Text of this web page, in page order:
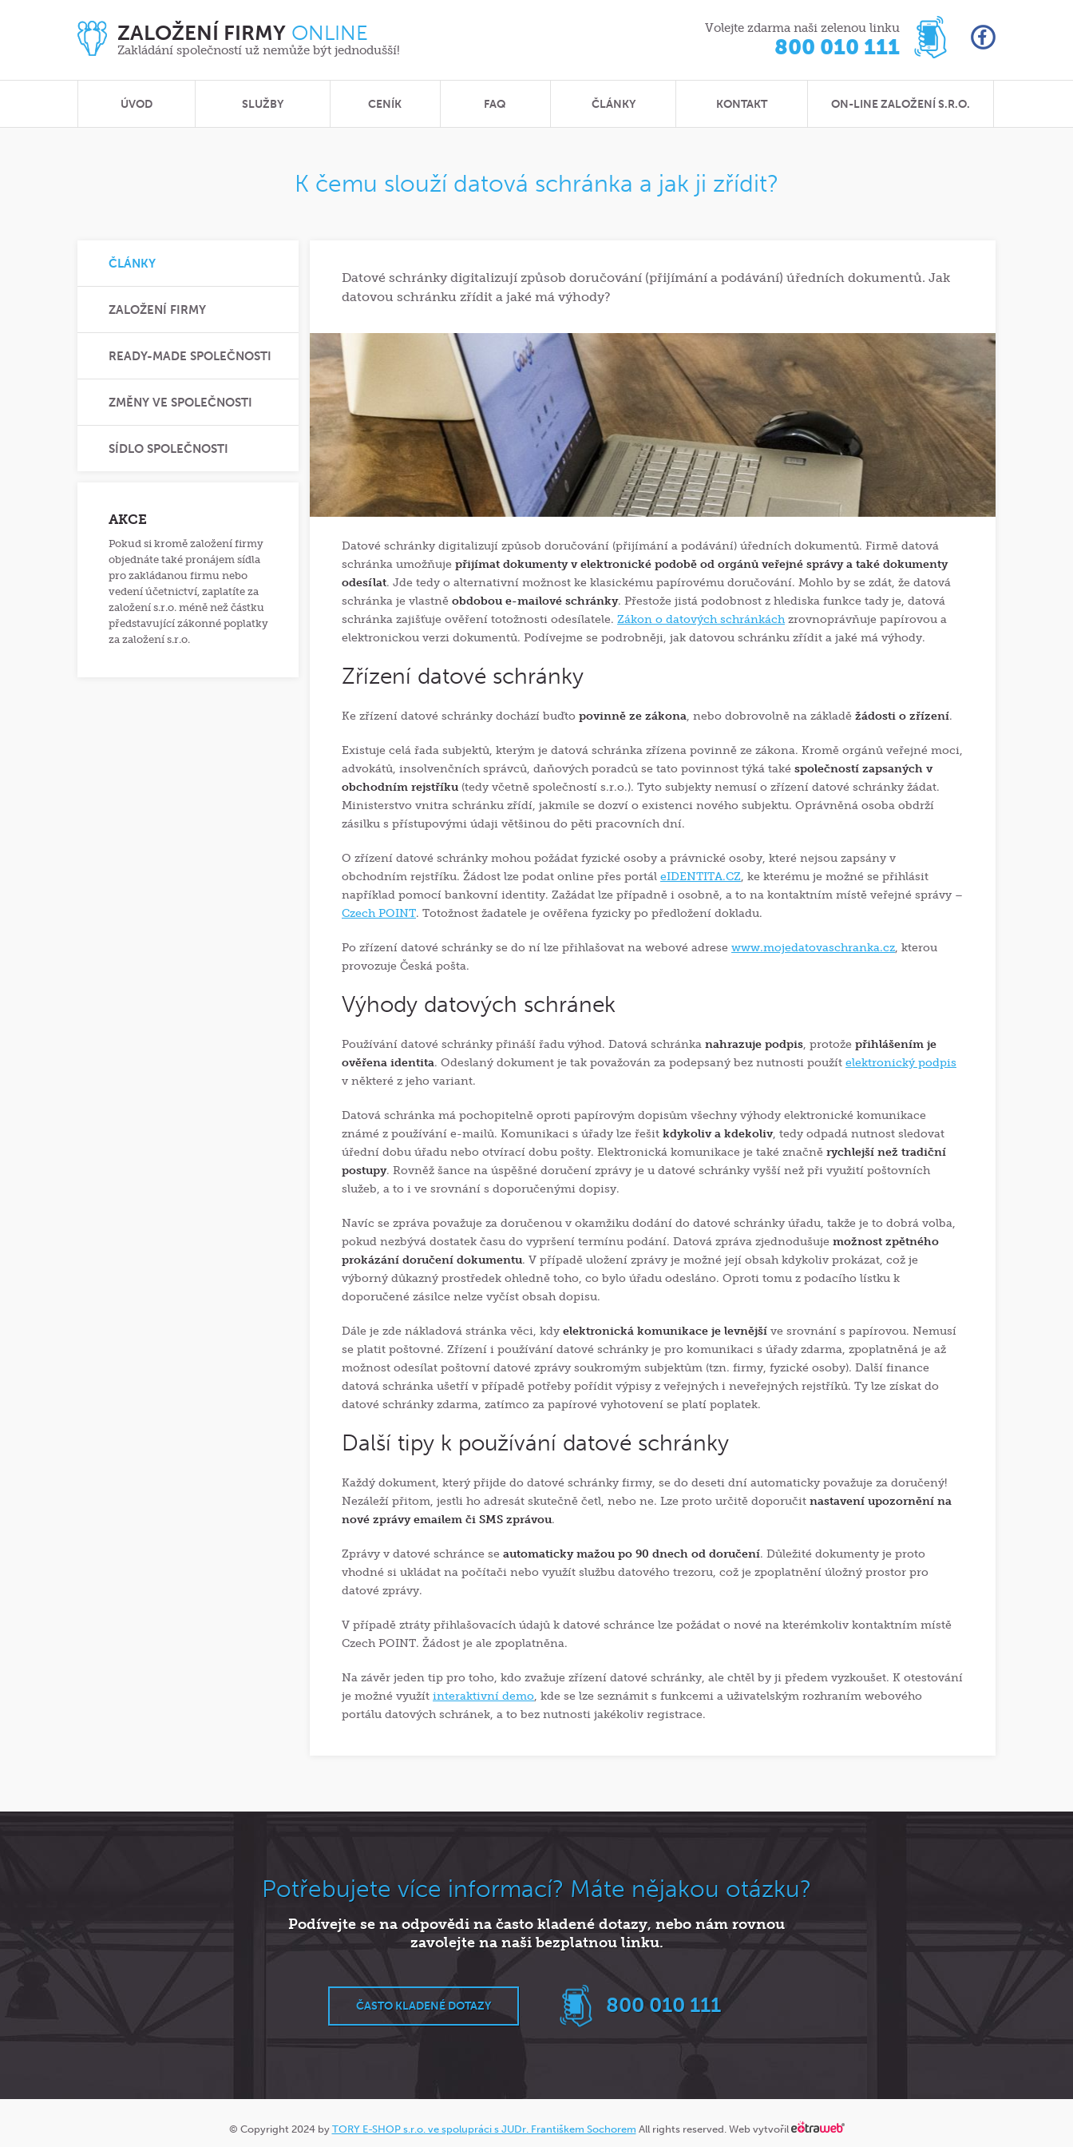
ZALOŽENÍ FIRMY ONLINE
Zakládání společností už nemůže být jednodušší!
Volejte zdarma naši zelenou linku
800 010 111
ÚVOD SLUŽBY CENÍK FAQ ČLÁNKY KONTAKT ON-LINE ZALOŽENÍ S.R.O.
K čemu slouží datová schránka a jak ji zřídit?
Datové schránky digitalizují způsob doručování (přijímání a podávání) úředních dokumentů. Jak
datovou schránku zřídit a jaké má výhody?
Datové schránky digitalizují způsob doručování (přijímání a podávání) úředních dokumentů. Firmě datová
schránka umožňuje přijímat dokumenty v elektronické podobě od orgánů veřejné správy a také dokumenty
odesílat. Jde tedy o alternativní možnost ke klasickému papírovému doručování. Mohlo by se zdát, že datová
schránka je vlastně obdobou e-mailové schránky. Přestože jistá podobnost z hlediska funkce tady je, datová
schránka zajišťuje ověření totožnosti odesílatele. Zákon o datových schránkách zrovnoprávňuje papírovou a
elektronickou verzi dokumentů. Podívejme se podrobněji, jak datovou schránku zřídit a jaké má výhody.
Zřízení datové schránky
Ke zřízení datové schránky dochází buďto povinně ze zákona, nebo dobrovolně na základě žádosti o zřízení.
Existuje celá řada subjektů, kterým je datová schránka zřízena povinně ze zákona. Kromě orgánů veřejné moci,
advokátů, insolvenčních správců, daňových poradců se tato povinnost týká také společností zapsaných v
obchodním rejstříku (tedy včetně společností s.r.o.). Tyto subjekty nemusí o zřízení datové schránky žádat.
Ministerstvo vnitra schránku zřídí, jakmile se dozví o existenci nového subjektu. Oprávněná osoba obdrží
zásilku s přístupovými údaji většinou do pěti pracovních dní.
O zřízení datové schránky mohou požádat fyzické osoby a právnické osoby, které nejsou zapsány v
obchodním rejstříku. Žádost lze podat online přes portál eIDENTITA.CZ, ke kterému je možné se přihlásit
například pomocí bankovní identity. Zažádat lze případně i osobně, a to na kontaktním místě veřejné správy –
Czech POINT. Totožnost žadatele je ověřena fyzicky po předložení dokladu.
Po zřízení datové schránky se do ní lze přihlašovat na webové adrese www.mojedatovaschranka.cz, kterou
provozuje Česká pošta.
Výhody datových schránek
Používání datové schránky přináší řadu výhod. Datová schránka nahrazuje podpis, protože přihlášením je
ověřena identita. Odeslaný dokument je tak považován za podepsaný bez nutnosti použít elektronický podpis
v některé z jeho variant.
Datová schránka má pochopitelně oproti papírovým dopisům všechny výhody elektronické komunikace
známé z používání e-mailů. Komunikaci s úřady lze řešit kdykoliv a kdekoliv, tedy odpadá nutnost sledovat
úřední dobu úřadu nebo otvírací dobu pošty. Elektronická komunikace je také značně rychlejší než tradiční
postupy. Rovněž šance na úspěšné doručení zprávy je u datové schránky vyšší než při využití poštovních
služeb, a to i ve srovnání s doporučenými dopisy.
Navíc se zpráva považuje za doručenou v okamžiku dodání do datové schránky úřadu, takže je to dobrá volba,
pokud nezbývá dostatek času do vypršení termínu podání. Datová zpráva zjednodušuje možnost zpětného
prokázání doručení dokumentu. V případě uložení zprávy je možné její obsah kdykoliv prokázat, což je
výborný důkazný prostředek ohledně toho, co bylo úřadu odesláno. Oproti tomu z podacího lístku k
doporučené zásilce nelze vyčíst obsah dopisu.
Dále je zde nákladová stránka věci, kdy elektronická komunikace je levnější ve srovnání s papírovou. Nemusí
se platit poštovné. Zřízení i používání datové schránky je pro komunikaci s úřady zdarma, zpoplatněná je až
možnost odesílat poštovní datové zprávy soukromým subjektům (tzn. firmy, fyzické osoby). Další finance
datová schránka ušetří v případě potřeby pořídit výpisy z veřejných i neveřejných rejstříků. Ty lze získat do
datové schránky zdarma, zatímco za papírové vyhotovení se platí poplatek.
Další tipy k používání datové schránky
Každý dokument, který přijde do datové schránky firmy, se do deseti dní automaticky považuje za doručený!
Nezáleží přitom, jestli ho adresát skutečně četl, nebo ne. Lze proto určitě doporučit nastavení upozornění na
nové zprávy emailem či SMS zprávou.
Zprávy v datové schránce se automaticky mažou po 90 dnech od doručení. Důležité dokumenty je proto
vhodné si ukládat na počítači nebo využít službu datového trezoru, což je zpoplatnění úložný prostor pro
datové zprávy.
V případě ztráty přihlašovacích údajů k datové schránce lze požádat o nové na kterémkoliv kontaktním místě
Czech POINT. Žádost je ale zpoplatněna.
Na závěr jeden tip pro toho, kdo zvažuje zřízení datové schránky, ale chtěl by ji předem vyzkoušet. K otestování
je možné využít interaktivní demo, kde se lze seznámit s funkcemi a uživatelským rozhraním webového
portálu datových schránek, a to bez nutnosti jakékoliv registrace.
ČLÁNKY
ZALOŽENÍ FIRMY
READY-MADE SPOLEČNOSTI
ZMĚNY VE SPOLEČNOSTI
SÍDLO SPOLEČNOSTI
AKCE
Pokud si kromě založení firmy
objednáte také pronájem sídla
pro zakládanou firmu nebo
vedení účetnictví, zaplatíte za
založení s.r.o. méně než částku
představující zákonné poplatky
za založení s.r.o.
Potřebujete více informací? Máte nějakou otázku?
Podívejte se na odpovědi na často kladené dotazy, nebo nám rovnou
zavolejte na naši bezplatnou linku.
ČASTO KLADENÉ DOTAZY 800 010 111
© Copyright 2024 by TORY E-SHOP s.r.o. ve spolupráci s JUDr. Františkem Sochorem All rights reserved. Web vytvořil